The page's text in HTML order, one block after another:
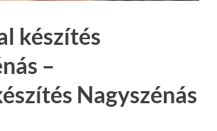
készítés
–
Nagyszénás